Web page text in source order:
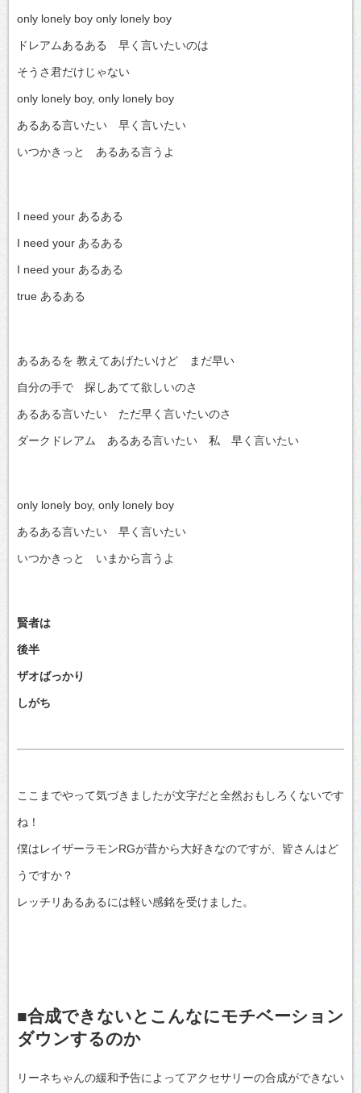
only lonely boy only lonely boy
ドレアムあるある 早く言いたいのは
そうさ君だけじゃない
only lonely boy, only lonely boy
あるある言いたい 早く言いたい
いつかきっと あるある言うよ
I need your あるある
I need your あるある
I need your あるある
true あるある
あるあるを 教えてあげたいけど まだ早い
自分の手で 探しあてて欲しいのさ
あるある言いたい ただ早く言いたいのさ
ダークドレアム あるある言いたい 私 早く言いたい
only lonely boy, only lonely boy
あるある言いたい 早く言いたい
いつかきっと いまから言うよ
賢者は
後半
ザオばっかり
しがち
ここまでやって気づきましたが文字だと全然おもしろくないです
ね！
僕はレイザーラモンRGが昔から大好きなのですが、皆さんはど
うですか？
レッチリあるあるには軽い感銘を受けました。
■合成できないとこんなにモチベーション
ダウンするのか
リーネちゃんの緩和予告によってアクセサリーの合成ができない